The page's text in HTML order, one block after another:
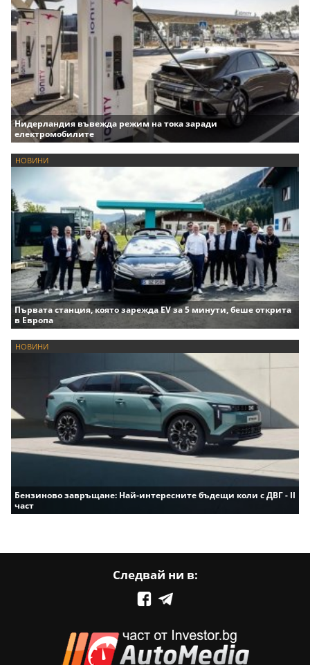
Нидерландия въвежда режим на тока заради
електромобилите
НОВИНИ
Първата станция, която зарежда EV за 5 минути, беше открита
в Европа
НОВИНИ
Бензиново завръщане: Най-интересните бъдещи коли с ДВГ - II
част
Следвай ни в: